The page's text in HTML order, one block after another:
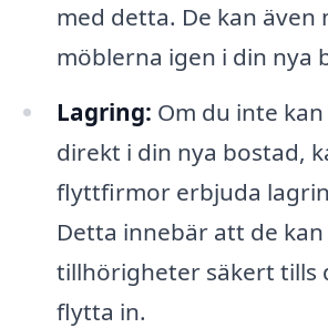
med detta. De kan även
möblerna igen i din nya
Lagring: Om du inte
direkt i din nya bostad,
flyttfirmor erbjuda
Detta innebär att de
tillhörigheter säkert tills
flytta in.